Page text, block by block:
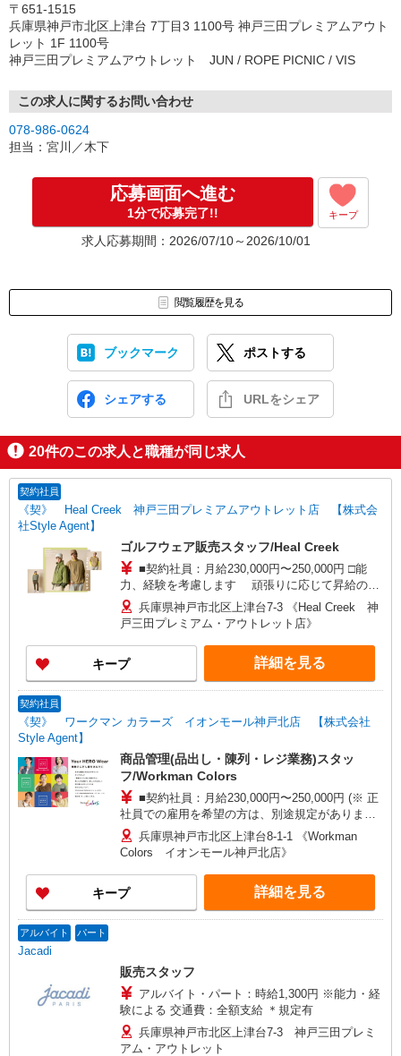
〒651-1515
兵庫県神戸市北区上津台 7丁目3 1100号 神戸三田プレミアムアウト
レット 1F 1100号
神戸三田プレミアムアウトレット JUN / ROPE PICNIC / VIS
この求人に関するお問い合わせ
078-986-0624
担当：宮川／木下
応募画面へ進む
1分で応募完了!! キープ
求人応募期間：2026/07/10～2026/10/01
閲覧履歴を見る
ブックマーク ポストする
シェアする URLをシェア
20件のこの求人と職種が同じ求人
契約社員
《契》 Heal Creek 神戸三田プレミアムアウトレット店 【株式会
社Style Agent】
ゴルフウェア販売スタッフ/Heal Creek
■契約社員：月給230,000円〜250,000円 □能
力、経験を考慮します 頑張りに応じて昇給の可
能性あり □別途交通費全額支給 □役職任用時、各
種手当(20,000円〜50,000円)あり □アルバイト・パ
ートタイムスタッフ(時給1,300円〜1,600円)同時募
集中！ ・1日あたり実働6.5時間〜最大7.5時間(別
途休憩あり)×週2日から相談OK！
兵庫県神戸市北区上津台7-3 《Heal Creek 神
戸三田プレミアム・アウトレット店》
キープ 詳細を見る
契約社員
《契》 ワークマン カラーズ イオンモール神戸北店 【株式会社
Style Agent】
商品管理(品出し・陳列・レジ業務)スタッ
フ/Workman Colors
■契約社員：月給230,000円〜250,000円 (※ 正
社員での雇用を希望の方は、別途規定があります
ので、気軽に相談ください♪) □能力、経験を考慮
します 頑張りに応じて昇給の可能性あり □別途
交通費全額支給 □役職任用時、各種手当あり
兵庫県神戸市北区上津台8-1-1 《Workman
Colors イオンモール神戸北店》
キープ 詳細を見る
アルバイト パート
Jacadi
販売スタッフ
アルバイト・パート：時給1,300円 ※能力・経
験による 交通費：全額支給 ＊規定有
兵庫県神戸市北区上津台7-3 神戸三田プレミ
アム・アウトレット